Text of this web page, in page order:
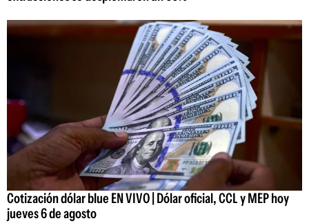
Cotización dólar blue EN VIVO | Dólar oficial, CCL y MEP hoy
jueves 6 de agosto